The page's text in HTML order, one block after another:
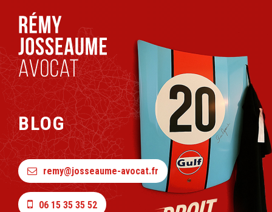
BLOG
remy@josseaume-avocat.fr
06 15 35 35 52